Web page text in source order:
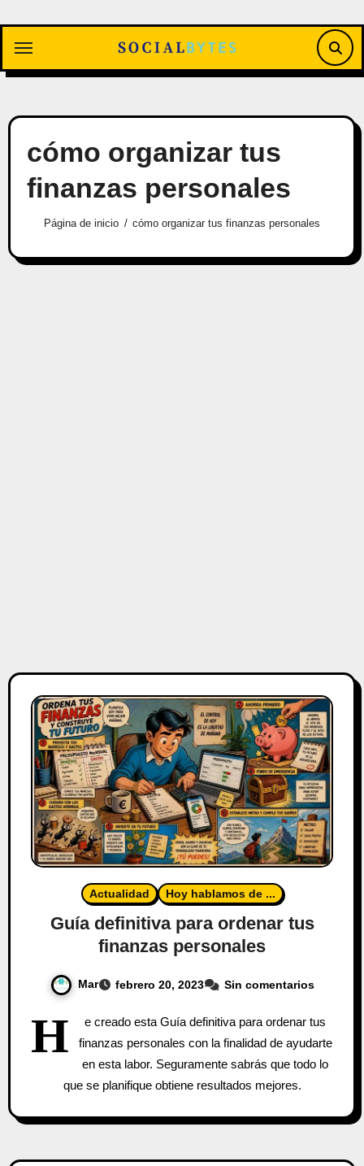
contenido
cómo organizar tus
finanzas personales
Página de inicio cómo organizar tus finanzas personales
Actualidad Hoy hablamos de ...
Guía definitiva para ordenar tus
finanzas personales
Mar febrero 20, 2023 Sin comentarios
H
e creado esta Guía definitiva para ordenar tus
finanzas personales con la finalidad de ayudarte
en esta labor. Seguramente sabrás que todo lo
que se planifique obtiene resultados mejores.